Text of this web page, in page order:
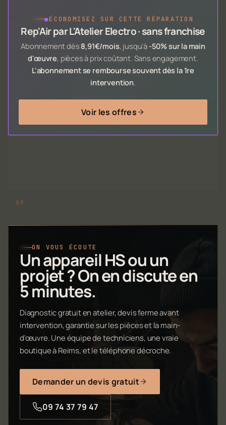
●ÉCONOMISEZ SUR CETTE RÉPARATION
Rep'Air par L'Atelier Electro · sans franchise
Abonnement dès 8,91€/mois, jusqu'à -50% sur la main
d'œuvre, pièces à prix coûtant. Sans engagement.
L'abonnement se rembourse souvent dès la 1re
intervention
Voir les offres
ON VOUS ÉCOUTE
Un appareil HS ou un
projet ? On en discute en
5 minutes.
Diagnostic gratuit en atelier, devis ferme avant
intervention, garantie sur les pièces et la main-
d'œuvre. Une équipe de techniciens, une vraie
boutique à Reims, et le téléphone décroche.
Demander un devis gratuit
09 74 37 79 47